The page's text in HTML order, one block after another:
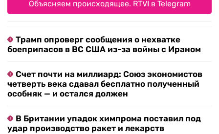
Объясняем происходящее. RTVI в Telegram
Трамп опроверг сообщения о нехватке
боеприпасов в ВС США из-за войны с Ираном
Счет почти на миллиард: Союз экономистов
четверть века сдавал бесплатно полученный
особняк — и остался должен
В Британии упадок химпрома поставил под
удар производство ракет и лекарств